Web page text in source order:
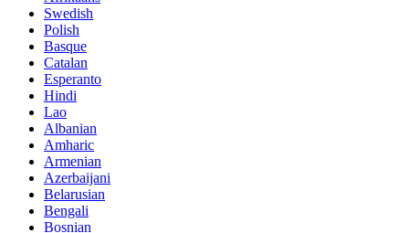
Swedish
Polish
Basque
Catalan
Esperanto
Hindi
Lao
Albanian
Amharic
Armenian
Azerbaijani
Belarusian
Bengali
Bosnian